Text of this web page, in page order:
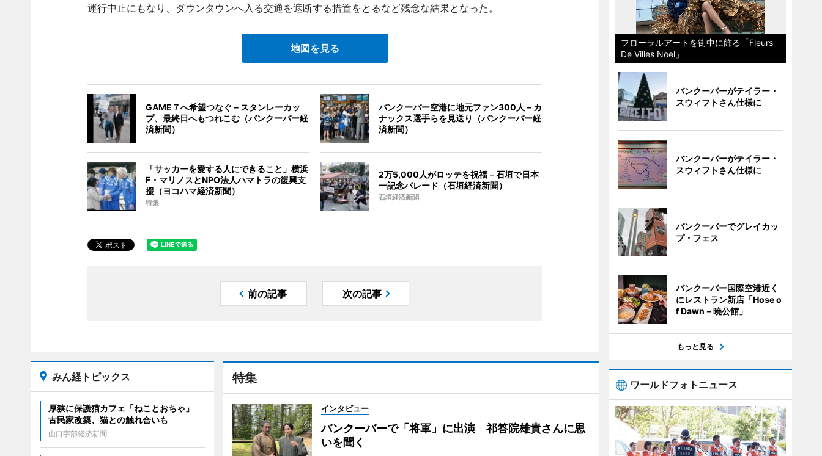
運行中止にもなり、ダウンタウンへ入る交通を遮断する措置をとるなど残念な結果となった。
地図を見る
GAME７へ希望つなぐ－スタンレーカッ
プ、最終日へもつれこむ（バンクーバー経
済新聞）
バンクーバー空港に地元ファン300人－カ
ナックス選手らを見送り（バンクーバー経
済新聞）
「サッカーを愛する人にできること」横浜
F・マリノスとNPO法人ハマトラの復興支
援（ヨコハマ経済新聞）
特集
2万5,000人がロッテを祝福－石垣で日本
一記念パレード（石垣経済新聞）
石垣経済新聞
前の記事 次の記事
特集
インタビュー
バンクーバーで「将軍」に出演 祁答院雄貴さんに思
いを聞く
みん経トピックス
厚狭に保護猫カフェ「ねことおちゃ」
古民家改築、猫との触れ合いも
山口宇部経済新聞
フローラルアートを街中に飾る「Fleurs
De Villes Noel」
バンクーバーがテイラー・
スウィフトさん仕様に
バンクーバーがテイラー・
スウィフトさん仕様に
バンクーバーでグレイカッ
プ・フェス
バンクーバー国際空港近く
にレストラン新店「Hose o
f Dawn－曉公館」
もっと見る
ワールドフォトニュース